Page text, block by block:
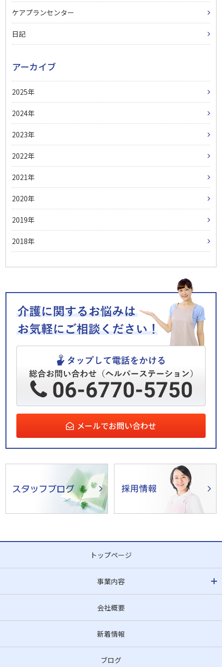
ケアプランセンター
日記
アーカイブ
2025
2024
2023
2022
2021
2020
2019
2018
メールでお問い合わせ
トップページ
事業内容
会社概要
新着情報
ブログ